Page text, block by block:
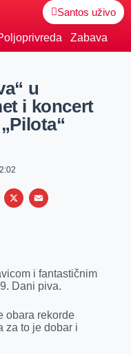
Santos uživo
Zabava
u
i koncert
X
E
l
i fantastičnim
Dani piva.
obara rekorde
za to je dobar i